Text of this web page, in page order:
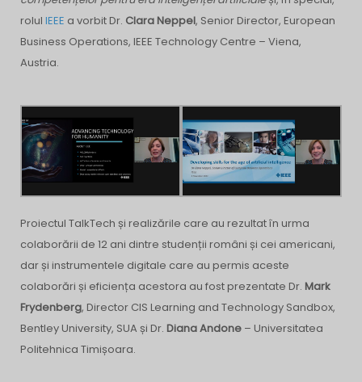
rolul IEEE a vorbit Dr. Clara Neppel, Senior Director, European
Business Operations, IEEE Technology Centre – Viena,
Austria.
Proiectul TalkTech și realizările care au rezultat în urma
colaborării de 12 ani dintre studenții români și cei americani,
dar și instrumentele digitale care au permis aceste
colaborări și eficiența acestora au fost prezentate Dr. Mark
Frydenberg, Director CIS Learning and Technology Sandbox,
Bentley University, SUA și Dr. Diana Andone – Universitatea
Politehnica Timișoara.